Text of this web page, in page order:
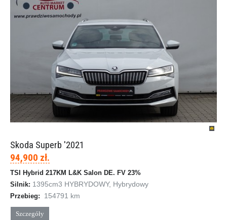
Skoda Superb '2021
94,900 zł.
TSI Hybrid 217KM L&K Salon DE. FV 23%
Silnik: 1395cm3 HYBRYDOWY, Hybrydowy
Przebieg: 154791 km
Szczegóły